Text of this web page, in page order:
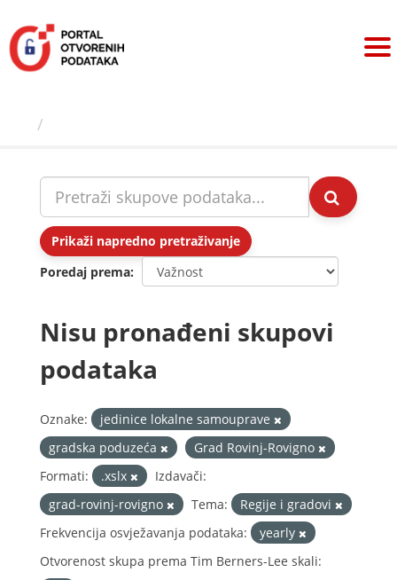
sadržaj
Prikaži napredno pretraživanje
Poredaj prema
Nisu pronađeni skupovi
podataka
Oznake:
jedinice lokalne samouprave
gradska poduzeća
Grad Rovinj-Rovigno
Formati:
.xslx
Izdavači:
grad-rovinj-rovigno
Tema:
Regije i gradovi
Frekvencija osvježavanja podataka:
yearly
Otvorenost skupa prema Tim Berners-Lee skali: